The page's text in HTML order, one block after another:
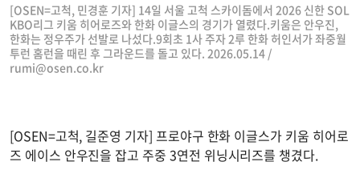
[OSEN=고척, 민경훈 기자] 14일 서울 고척 스카이돔에서 2026 신한 SOL
KBO리그 키움 히어로즈와 한화 이글스의 경기가 열렸다.키움은 안우진,
한화는 정우주가 선발로 나섰다.9회초 1사 주자 2루 한화 허인서가 좌중월
투런 홈런을 때린 후 그라운드를 돌고 있다. 2026.05.14 /
rumi@osen.co.kr
[OSEN=고척, 길준영 기자] 프로야구 한화 이글스가 키움 히어로
즈 에이스 안우진을 잡고 주중 3연전 위닝시리즈를 챙겼다.